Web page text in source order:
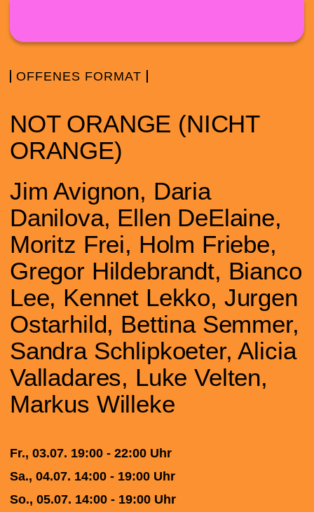
OFFENES FORMAT
NOT ORANGE (NICHT
ORANGE)
Jim Avignon, Daria
Danilova, Ellen DeElaine,
Moritz Frei, Holm Friebe,
Gregor Hildebrandt, Bianco
Lee, Kennet Lekko, Jurgen
Ostarhild, Bettina Semmer,
Sandra Schlipkoeter, Alicia
Valladares, Luke Velten,
Markus Willeke
Fr., 03.07. 19:00 - 22:00 Uhr
Sa., 04.07. 14:00 - 19:00 Uhr
So., 05.07. 14:00 - 19:00 Uhr